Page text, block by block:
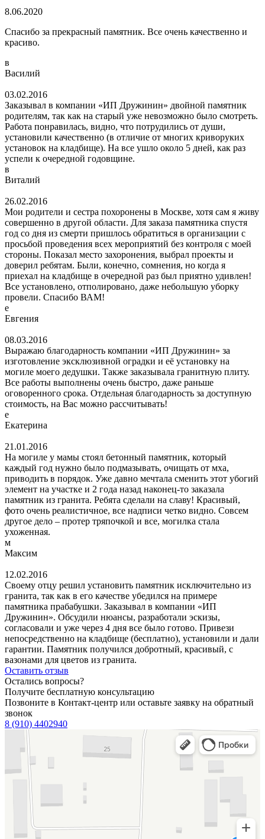
8.06.2020
Спасибо за прекрасный памятник. Все очень качественно и
красиво.
в
Василий
03.02.2016
Заказывал в компании «ИП Дружинин» двойной памятник
родителям, так как на старый уже невозможно было смотреть.
Работа понравилась, видно, что потрудились от души,
установили качественно (в отличие от многих криворуких
установок на кладбище). На все ушло около 5 дней, как раз
успели к очередной годовщине.
в
Виталий
26.02.2016
Мои родители и сестра похоронены в Москве, хотя сам я живу
совершенно в другой области. Для заказа памятника спустя
год со дня из смерти пришлось обратиться в организации с
просьбой проведения всех мероприятий без контроля с моей
стороны. Показал место захоронения, выбрал проекты и
доверил ребятам. Были, конечно, сомнения, но когда я
приехал на кладбище в очередной раз был приятно удивлен!
Все установлено, отполировано, даже небольшую уборку
провели. Спасибо ВАМ!
е
Евгения
08.03.2016
Выражаю благодарность компании «ИП Дружинин» за
изготовление эксклюзивной оградки и её установку на
могиле моего дедушки. Также заказывала гранитную плиту.
Все работы выполнены очень быстро, даже раньше
оговоренного срока. Отдельная благодарность за доступную
стоимость, на Вас можно рассчитывать!
е
Екатерина
21.01.2016
На могиле у мамы стоял бетонный памятник, который
каждый год нужно было подмазывать, очищать от мха,
приводить в порядок. Уже давно мечтала сменить этот убогий
элемент на участке и 2 года назад наконец-то заказала
памятник из гранита. Ребята сделали на славу! Красивый,
фото очень реалистичное, все надписи четко видно. Совсем
другое дело – протер тряпочкой и все, могилка стала
ухоженная.
м
Максим
12.02.2016
Своему отцу решил установить памятник исключительно из
гранита, так как в его качестве убедился на примере
памятника прабабушки. Заказывал в компании «ИП
Дружинин». Обсудили нюансы, разработали эскизы,
согласовали и уже через 4 дня все было готово. Привези
непосредственно на кладбище (бесплатно), установили и дали
гарантии. Памятник получился добротный, красивый, с
вазонами для цветов из гранита.
Оставить отзыв
Остались вопросы?
Получите бесплатную консультацию
Позвоните в Контакт-центр или оставьте заявку на обратный
звонок
8 (910) 4402940